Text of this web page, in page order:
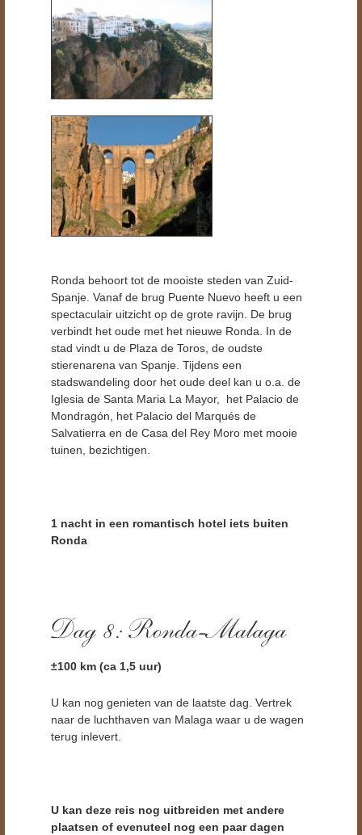
Ronda behoort tot de mooiste steden van Zuid-
Spanje. Vanaf de brug Puente Nuevo heeft u een
spectaculair uitzicht op de grote ravijn. De brug
verbindt het oude met het nieuwe Ronda. In de
stad vindt u de Plaza de Toros, de oudste
stierenarena van Spanje. Tijdens een
stadswandeling door het oude deel kan u o.a. de
Iglesia de Santa Maria La Mayor, het Palacio de
Mondragón, het Palacio del Marqués de
Salvatierra en de Casa del Rey Moro met mooie
tuinen, bezichtigen.
1 nacht in een romantisch hotel iets buiten
Ronda
±100 km (ca 1,5 uur)
U kan nog genieten van de laatste dag. Vertrek
naar de luchthaven van Malaga waar u de wagen
terug inlevert.
U kan deze reis nog uitbreiden met andere
plaatsen of evenuteel nog een paar dagen